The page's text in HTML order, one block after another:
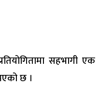
सहभागी एक
छ ।